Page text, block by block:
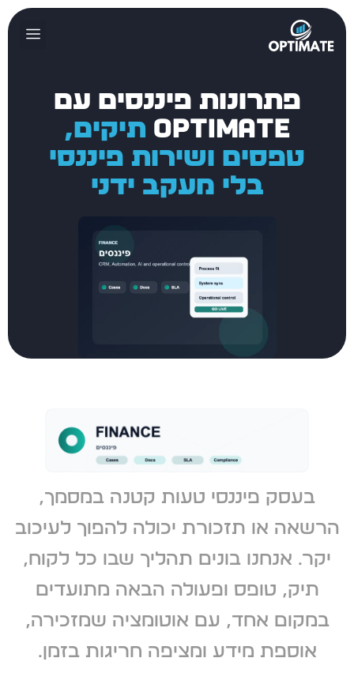
פתרונות פיננסים עם
Optimate תיקים,
טפסים ושירות פיננסי
בלי מעקב ידני
בעסק פיננסי טעות קטנה במסמך,
הרשאה או תזכורת יכולה להפוך לעיכוב
יקר. אנחנו בונים תהליך שבו כל לקוח,
תיק, טופס ופעולה הבאה מתועדים
במקום אחד, עם אוטומציה שמזכירה,
אוספת מידע ומציפה חריגות בזמן.